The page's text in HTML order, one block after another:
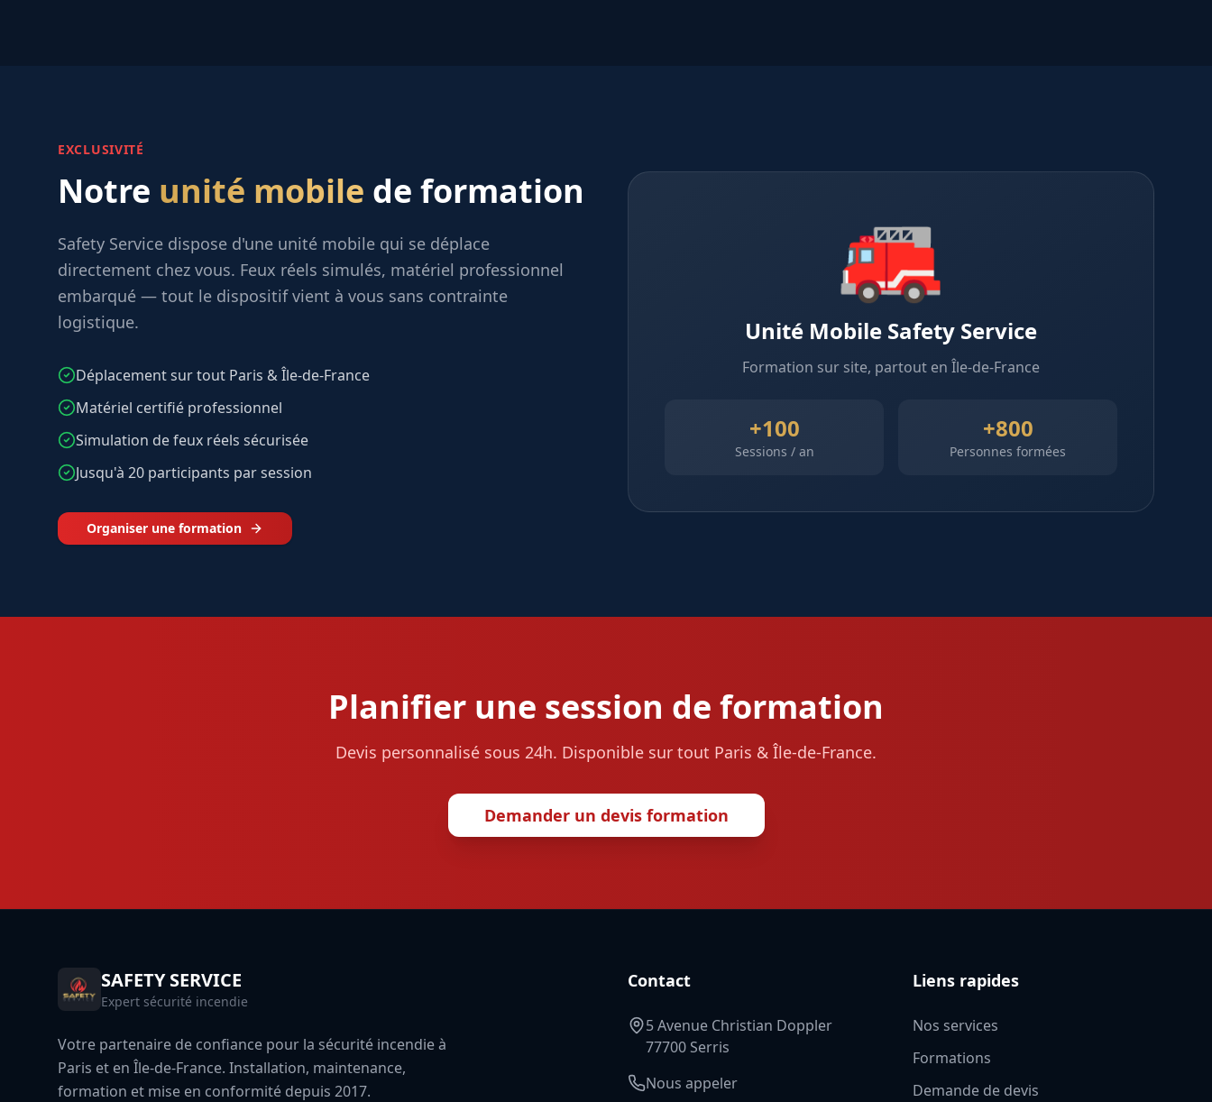
EXCLUSIVITÉ
Notre unité mobile de formation
Safety Service dispose d'une unité mobile qui se déplace
directement chez vous. Feux réels simulés, matériel professionnel
embarqué — tout le dispositif vient à vous sans contrainte
logistique.
Déplacement sur tout Paris & Île-de-France
Matériel certifié professionnel
Simulation de feux réels sécurisée
Jusqu'à 20 participants par session
Organiser une formation
🚒
Unité Mobile Safety Service
Formation sur site, partout en Île-de-France
+100
Sessions / an
+800
Personnes formées
Planifier une session de formation
Devis personnalisé sous 24h. Disponible sur tout Paris & Île-de-France.
Demander un devis formation
SAFETY SERVICE
Expert sécurité incendie
Votre partenaire de confiance pour la sécurité incendie à
Paris et en Île-de-France. Installation, maintenance,
formation et mise en conformité depuis 2017.
Contact
5 Avenue Christian Doppler
77700 Serris
Nous appeler
Liens rapides
Nos services
Formations
Demande de devis